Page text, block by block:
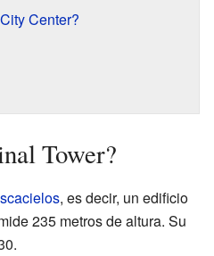
Center?
Tower?
, es decir, un edificio
235 metros de altura. Su